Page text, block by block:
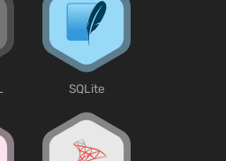
SQLite